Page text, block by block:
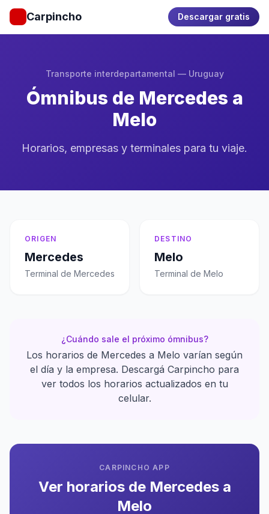
Carpincho Descargar gratis
Transporte interdepartamental — Uruguay
Ómnibus de Mercedes a
Melo
Horarios, empresas y terminales para tu viaje.
ORIGEN
Mercedes
Terminal de Mercedes
DESTINO
Melo
Terminal de Melo
¿Cuándo sale el próximo ómnibus?
Los horarios de Mercedes a Melo varían según
el día y la empresa. Descargá Carpincho para
ver todos los horarios actualizados en tu
celular.
CARPINCHO APP
Ver horarios de Mercedes a
Melo